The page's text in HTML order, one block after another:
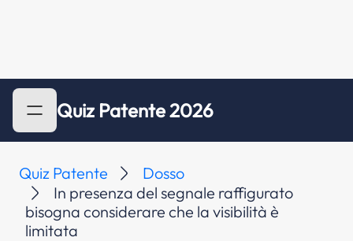
Quiz Patente 2026
Quiz Patente
Dosso
In presenza del segnale raffigurato
bisogna considerare che la visibilità è
limitata